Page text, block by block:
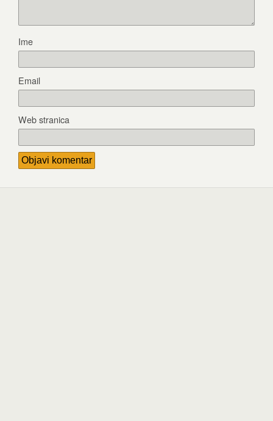
Ime
Email
Web stranica